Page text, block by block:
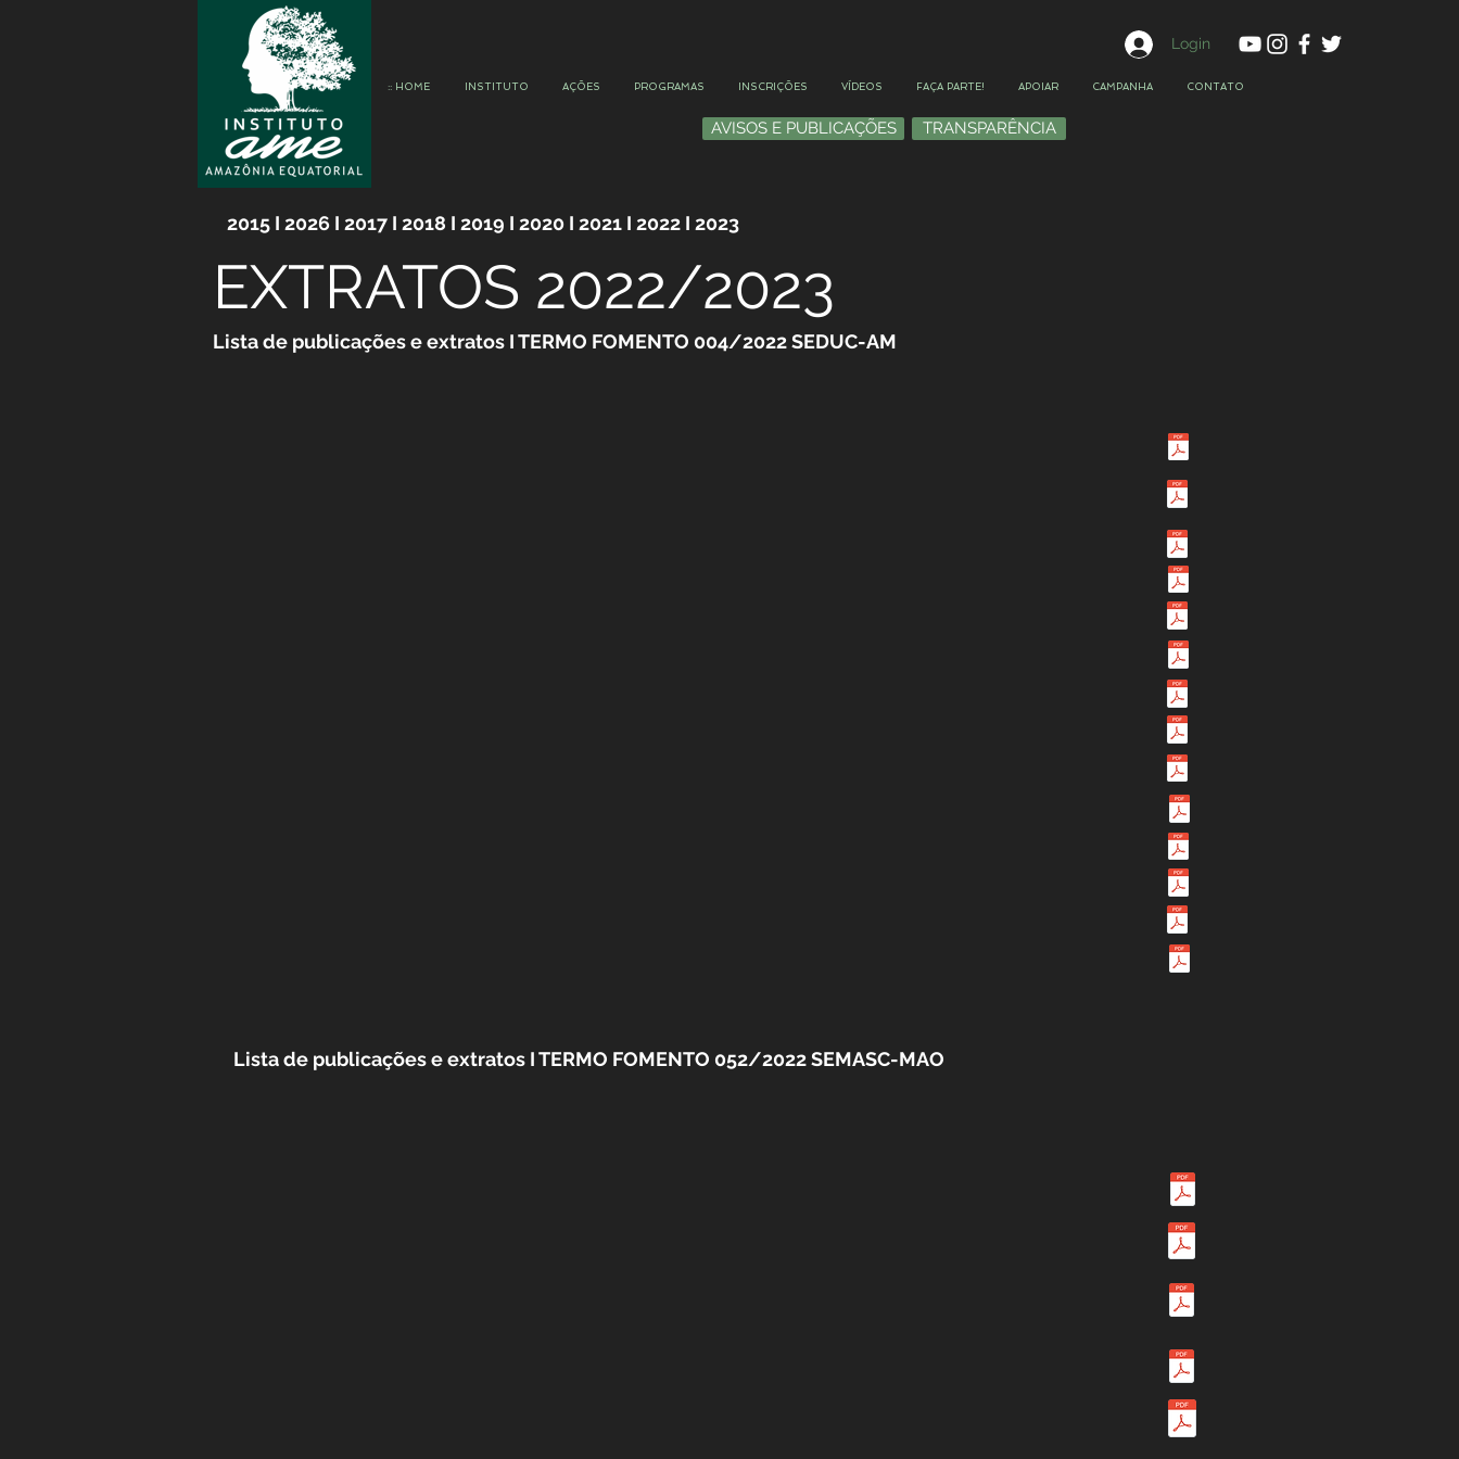
:: HOME INSTITUTO AÇÕES PROGRAMAS INSCRIÇÕES VÍDEOS FAÇA PARTE! APOIAR CAMPANHA CONTATO
Login
TRANSPARÊNCIA
AVISOS E PUBLICAÇÕES
2015 I 2026 I 2017 I 2018 I 2019 I 2020 I 2021 I 2022 I 2023
EXTRATOS 2022/2023
Lista de publicações e extratos I TERMO FOMENTO 004/2022 SEDUC-AM
Lista de publicações e extratos I TERMO FOMENTO 052/2022 SEMASC-MAO